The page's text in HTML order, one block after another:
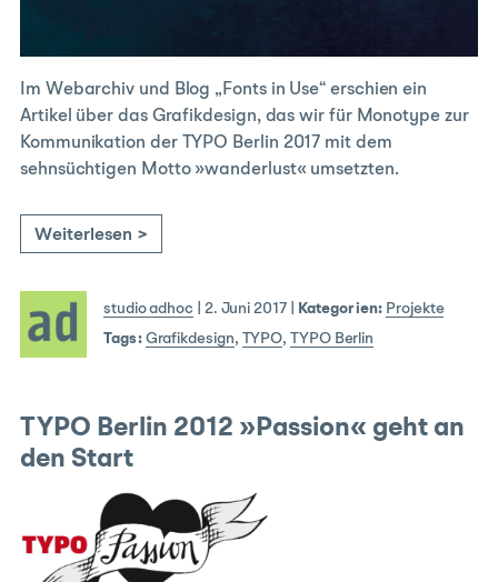
Im Webarchiv und Blog „Fonts in Use“ erschien ein
Artikel über das Grafikdesign, das wir für Monotype zur
Kommunikation der TYPO Berlin 2017 mit dem
sehnsüchtigen Motto »wanderlust« umsetzten.
Weiterlesen >
studio adhoc 2. Juni 2017| Kategorien: Projekte
Tags: Grafikdesign, TYPO,TYPO Berlin
TYPO Berlin 2012 »Passion« geht an
den Start